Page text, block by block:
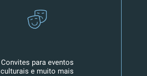
Convites para eventos
culturais e muito mais